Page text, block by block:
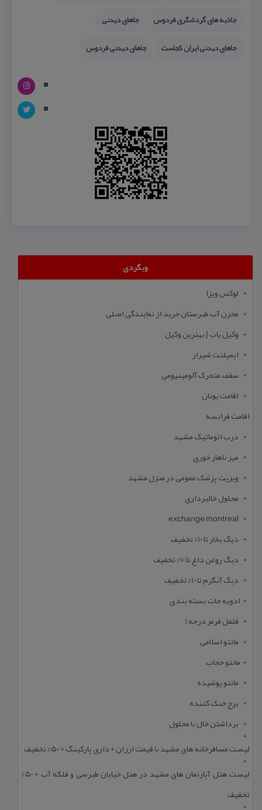
جاذبه های گردشگری فردوس
جاهای دیدنی
جاهای دیدنی ایران كجاست
جاهای دیدنی فردوس
وبگردی
لوکس ویزا
مخزن آب طبرستان خرید از نمایندگی اصلی
وکیل یاب | بهترین وکیل
ایمپلنت شیراز
سقف متحرک آلومینیومی
اقامت یونان
اقامت فرانسه
درب اتوماتیک مشهد
میز ناهار خوری
ویزیت پزشک عمومی در منزل مشهد
محلول خالبرداری
exchange montreal
دیگ بخار تا 10% تخفیف
دیگ روغن داغ تا 10% تخفیف
دیگ آبگرم تا 10% تخفیف
ادویه جات بسته بندی
فلفل قرمز درجه 1
مانتو اسلامی
مانتو حجاب
مانتو پوشیده
برج خنک کننده
برداشتن خال با محلول
لیست مسافرخانه های مشهد با قیمت ارزان + داری پارکینگ + 50% تخفیف
لیست هتل آپارتمان های مشهد در هتل خیابان طبرسی و فلکه آب + 50%
تخفیف